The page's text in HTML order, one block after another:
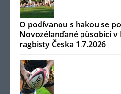
O podívanou s hakou se
Novozélanďané působící v
ragbisty Česka 1.7.2026